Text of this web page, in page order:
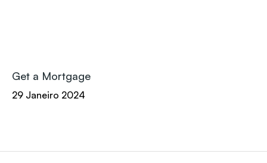
Get a Mortgage
29 Janeiro 2024